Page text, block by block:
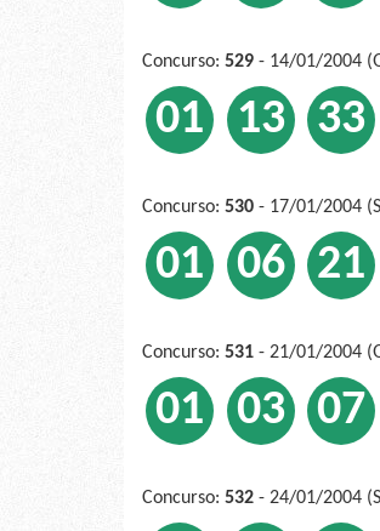
Concurso: 529 - 14/01/2004
01 13 33
Concurso: 530 - 17/01/2004
01 06 21
Concurso: 531 - 21/01/2004
01 03 07
Concurso: 532 - 24/01/2004